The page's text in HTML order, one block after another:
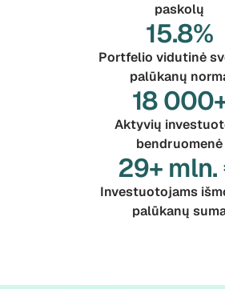
paskolų
15.8%
Portfelio vidutinė
palūkanų
18
Aktyvių
bendruomenė
29+
Investuotojams
palūkanų